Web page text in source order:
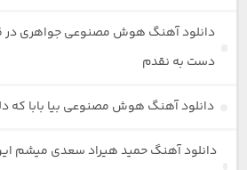
دانلود آهنگ هوش مصنوعی جواهری در
دست به نقدم
دانلود آهنگ هوش مصنوعی بیا بابا که
دانلود آهنگ حمید هیراد سعدی میشم